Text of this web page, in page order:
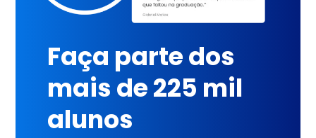
Faça parte dos
mais de 225 mil
alunos